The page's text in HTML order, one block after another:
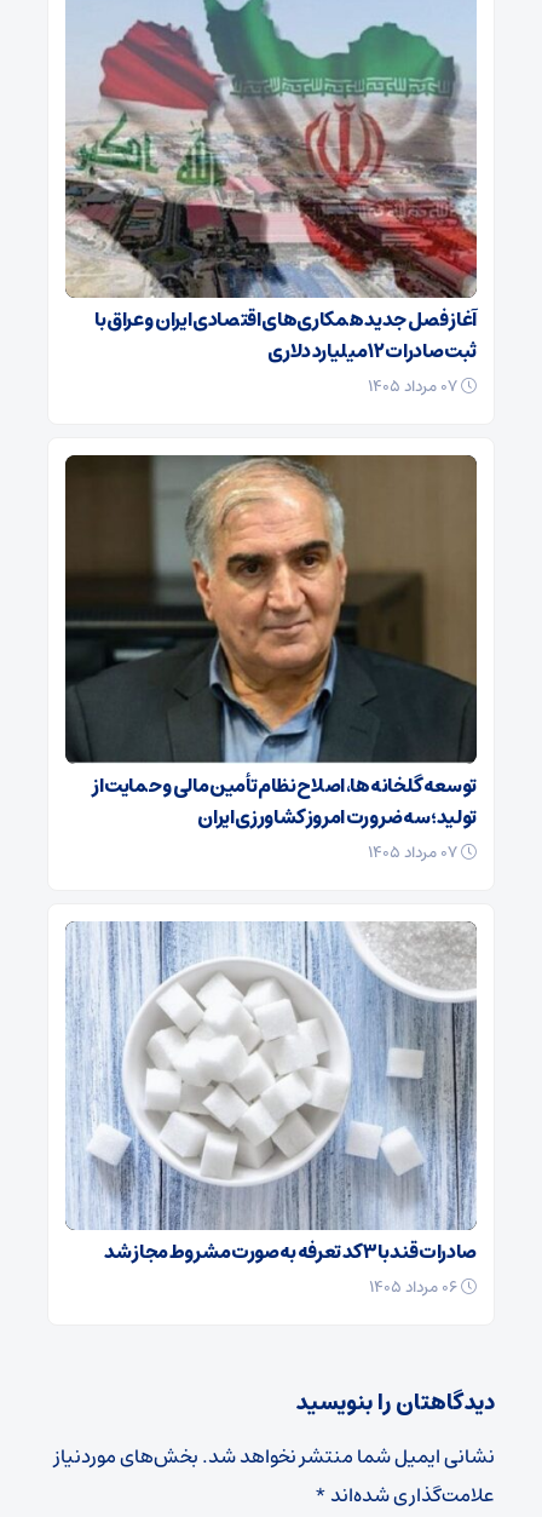
آغاز فصل جدید همکاری‌های اقتصادی ایران و عراق با
ثبت صادرات ۱۲ میلیارد دلاری
توسعه گلخانه‌ها، اصلاح نظام تأمین مالی و حمایت از
تولید؛ سه ضرورت امروز کشاورزی ایران
صادرات قند با ۳ کد تعرفه به‌صورت مشروط مجاز شد
دیدگاهتان را بنویسید
نشانی ایمیل شما منتشر نخواهد شد.بخش‌های موردنیاز
علامت‌گذاری شده‌اند*